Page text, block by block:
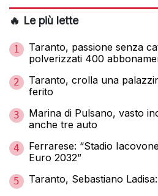
🔥 Le più lette
1
Taranto, passione senza
polverizzati 400
2
Taranto, crolla una
ferito
3
Marina di Pulsano, vasto
anche tre auto
4
Ferrarese: “Stadio
Euro 2032”
5 Taranto, Sebastiano